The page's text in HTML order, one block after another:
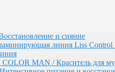
крем-краситель
/ Developer
/ Полуперманентный
средства для
для стайлинга
и сияние
линия Liss Control
MAN / Краситель для